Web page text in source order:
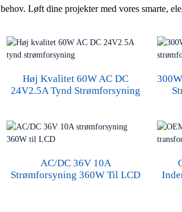
behov. Løft dine projekter med vores smarte,
Høj Kvalitet 60W AC DC
24V2.5A Tynd Strømforsyning
AC/DC 36V 10A
Strømforsyning 360W Til LCD